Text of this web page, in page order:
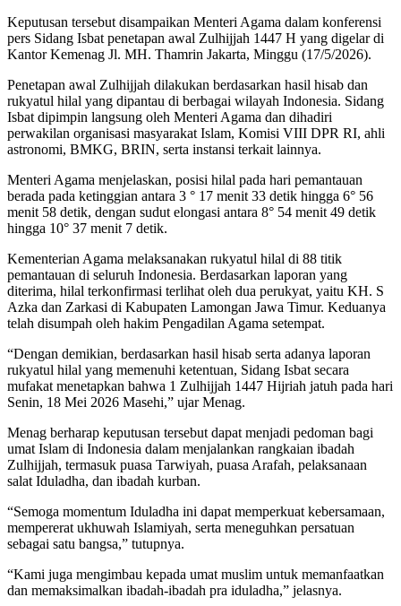
Keputusan tersebut disampaikan Menteri Agama dalam konferensi
pers Sidang Isbat penetapan awal Zulhijjah 1447 H yang digelar di
Kantor Kemenag Jl. MH. Thamrin Jakarta, Minggu (17/5/2026).
Penetapan awal Zulhijjah dilakukan berdasarkan hasil hisab dan
rukyatul hilal yang dipantau di berbagai wilayah Indonesia. Sidang
Isbat dipimpin langsung oleh Menteri Agama dan dihadiri
perwakilan organisasi masyarakat Islam, Komisi VIII DPR RI, ahli
astronomi, BMKG, BRIN, serta instansi terkait lainnya.
Menteri Agama menjelaskan, posisi hilal pada hari pemantauan
berada pada ketinggian antara 3 ° 17 menit 33 detik hingga 6° 56
menit 58 detik, dengan sudut elongasi antara 8° 54 menit 49 detik
hingga 10° 37 menit 7 detik.
Kementerian Agama melaksanakan rukyatul hilal di 88 titik
pemantauan di seluruh Indonesia. Berdasarkan laporan yang
diterima, hilal terkonfirmasi terlihat oleh dua perukyat, yaitu KH. S
Azka dan Zarkasi di Kabupaten Lamongan Jawa Timur. Keduanya
telah disumpah oleh hakim Pengadilan Agama setempat.
“Dengan demikian, berdasarkan hasil hisab serta adanya laporan
rukyatul hilal yang memenuhi ketentuan, Sidang Isbat secara
mufakat menetapkan bahwa 1 Zulhijjah 1447 Hijriah jatuh pada hari
Senin, 18 Mei 2026 Masehi,” ujar Menag.
Menag berharap keputusan tersebut dapat menjadi pedoman bagi
umat Islam di Indonesia dalam menjalankan rangkaian ibadah
Zulhijjah, termasuk puasa Tarwiyah, puasa Arafah, pelaksanaan
salat Iduladha, dan ibadah kurban.
“Semoga momentum Iduladha ini dapat memperkuat kebersamaan,
mempererat ukhuwah Islamiyah, serta meneguhkan persatuan
sebagai satu bangsa,” tutupnya.
“Kami juga mengimbau kepada umat muslim untuk memanfaatkan
dan memaksimalkan ibadah-ibadah pra iduladha,” jelasnya.